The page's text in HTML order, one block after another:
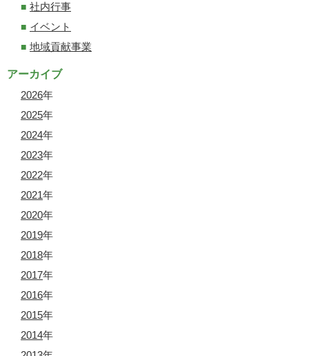
社内行事
イベント
地域貢献事業
アーカイブ
2026年
2025年
2024年
2023年
2022年
2021年
2020年
2019年
2018年
2017年
2016年
2015年
2014年